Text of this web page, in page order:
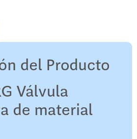
del Producto
Válvula
de material